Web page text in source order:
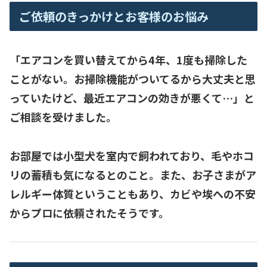
ご依頼のきっかけとお客様のお悩み
「エアコンを買い替えてから4年、1度も掃除した
ことがない。お掃除機能がついてるから大丈夫と思
っていたけど、最近エアコンの効きが悪くて…」と
ご相談を受けました。
お部屋では小型犬を室内で飼われており、毛やホコ
リの蓄積も気になるとのこと。また、お子さまがア
レルギー体質ということもあり、カビや埃への不安
からプロに依頼されたそうです。